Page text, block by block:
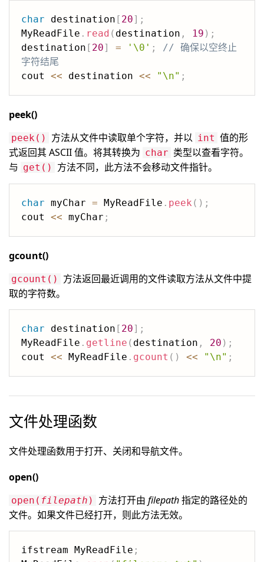
char destination [ 20] ;
MyReadFile . read ( destination , 19 ) ;
destination [ 20] = '\0' ;
// 确保以空终止
字符结尾
cout << destination << "\n" ;
peek()
peek() 方法从文件中读取单个字符，并以 int 值的形
式返回其 ASCII 值。将其转换为 char 类型以查看字符。
与 get() 方法不同，此方法不会移动文件指针。
char myChar = MyReadFile . peek ( ) ;
cout << myChar ;
gcount()
gcount()
方法返回最近调用的文件读取方法从文件中提
取的字符数。
char destination [ 20] ;
MyReadFile . getline ( destination , 20 ) ;
cout << MyReadFile . gcount ( ) << "\n" ;
文件处理函数
文件处理函数用于打开、关闭和导航文件。
open()
open( filepath ) 方法打开由 filepath指定的路径处的
文件。如果文件已经打开，则此方法无效。
ifstream MyReadFile ;